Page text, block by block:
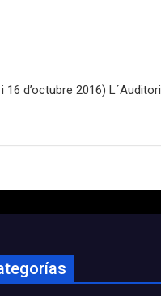
16 d’octubre 2016) L´Auditori